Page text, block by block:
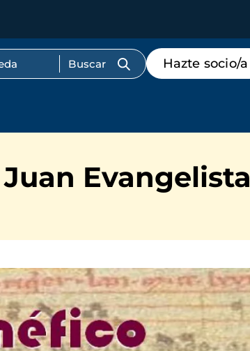
Menú
de
destacados
Hazte socio/a
Evangelista